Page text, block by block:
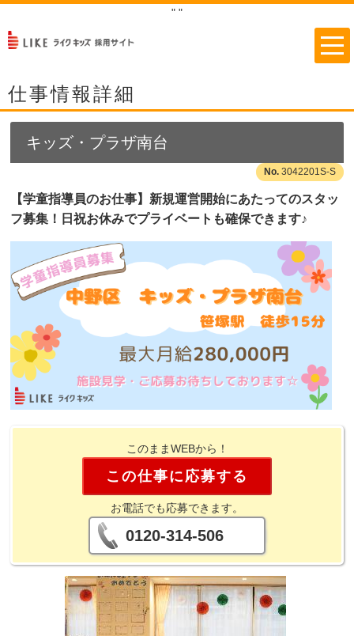
" "
仕事情報詳細
キッズ・プラザ南台
3042201S-S
【学童指導員のお仕事】新規運営開始にあたってのスタッ
フ募集！日祝お休みでプライベートも確保できます♪
このままWEBから！
この仕事に応募する
お電話でも応募できます。
0120-314-506